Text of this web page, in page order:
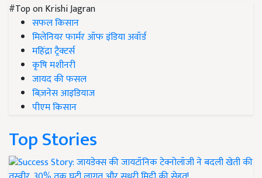
#Top on Krishi Jagran
सफल किसान
मिलेनियर फार्मर ऑफ इंडिया अवॉर्ड
महिंद्रा ट्रैक्टर्स
कृषि मशीनरी
जायद की फसल
बिज़नेस आइडियाज
पीएम किसान
Top Stories